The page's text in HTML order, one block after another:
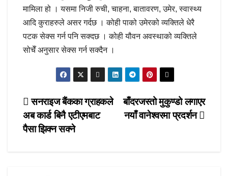
मामिला हो । यसमा निजी रुची, चाहना, बातावरण, उमेर, स्वास्थ्य
आदि कुराहरुले असर गर्दछ । कोही पाको उमेरको व्यक्तिले धेरै
पटक सेक्स गर्न पनि सक्दछ । कोही यौवन अवस्थाको व्यक्तिले
सोचेँ अनुसार सेक्स गर्न सक्दैन ।
Post
navigation
बाँदरजस्तो मुकुण्डो लगाएर
नयाँ वानेश्वरमा प्रदर्शन
सनराइज बैंकका ग्राहकले
अब कार्ड बिनै एटीएमबाट
पैसा झिक्न सक्ने